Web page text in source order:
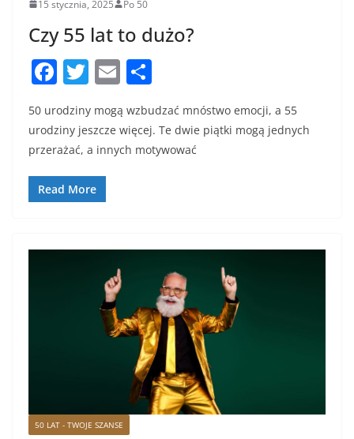
15 stycznia, 2025 Po 50
Czy 55 lat to dużo?
F
a
c
e
b
o
k
T
itt
er
E
m
ai
l
h
ar
e
50 urodziny mogą wzbudzać mnóstwo emocji, a 55
urodziny jeszcze więcej. Te dwie piątki mogą jednych
przerażać, a innych motywować
Read More
50 LAT - TWOJE SZANSE